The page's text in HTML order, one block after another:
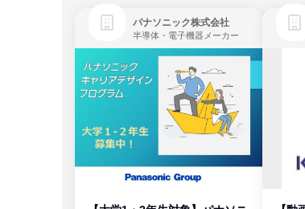
パナソニック株式会社
半導体・電子機器メーカー